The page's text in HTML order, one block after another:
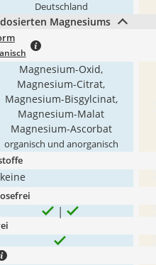
Deutschland
Magnesiums
Magnesium-Oxid,
Magnesium-Citrat,
Magnesium-Bisgylcinat,
Magnesium-Malat
Magnesium-Ascorbat
organisch und anorganisch
keine